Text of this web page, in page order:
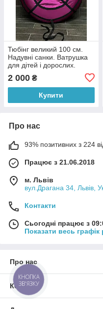
Тюбінг великий 100 см.
Надувні санки. Ватрушка
для дітей і дорослих.
гірці.
2 000 ₴
Купити
Про нас
93% позитивних з 224
Працює з 21.06.2018
м. Львів
вул.Драгана 34, Львів,
Контакти
Сьогодні працює з
Показати весь графік
Про нас
Контакти
КНОПКА
ЗВ'ЯЗКУ